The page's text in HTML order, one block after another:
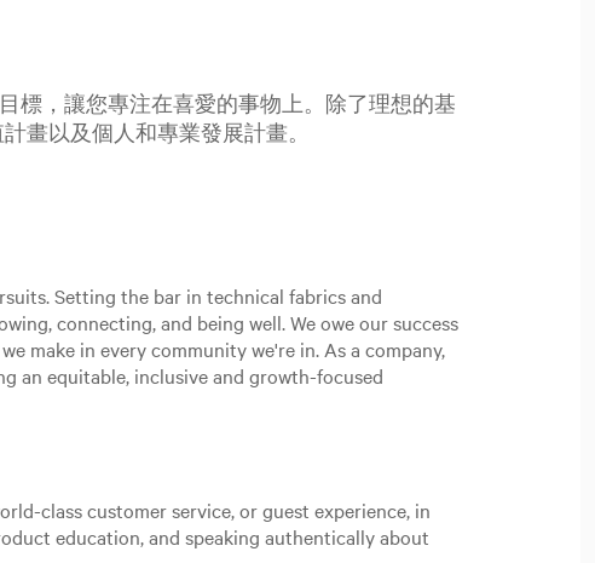
標，讓您專注在喜愛的事物上。除了理想的基
畫以及個人和專業發展計畫。
Setting the bar in technical fabrics and
connecting, and being well. We owe our success
make in every community we're in. As a company,
an equitable, inclusive and growth-focused
class customer service, or guest experience, in
education, and speaking authentically about